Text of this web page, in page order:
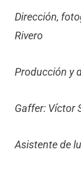
Dirección,
Rivero
Producción y
Gaffer: Víctor
Asistente de